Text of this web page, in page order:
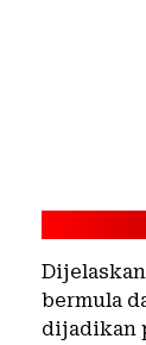
bermula
dijadikan